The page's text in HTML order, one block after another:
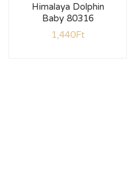
Himalaya Dolphin
Baby 80316
1,440Ft